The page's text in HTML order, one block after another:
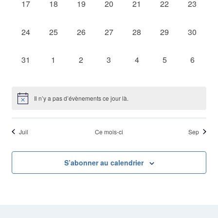
0
17
0
18
0
19
0
20
0
21
0
22
0
23
0
24
0
25
0
26
0
27
0
28
0
29
0
30
0
31
0
1
0
2
0
3
0
4
0
5
0
6
Il n’y a pas d’évènements ce jour là.
Juil Ce mois-ci Sep
S’abonner au calendrier